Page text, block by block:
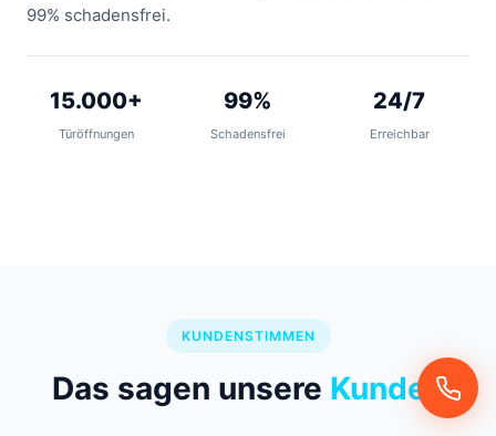
99% schadensfrei.
15.000+
Türöffnungen
99%
Schadensfrei
24/7
Erreichbar
KUNDENSTIMMEN
Das sagen unsere Kunden